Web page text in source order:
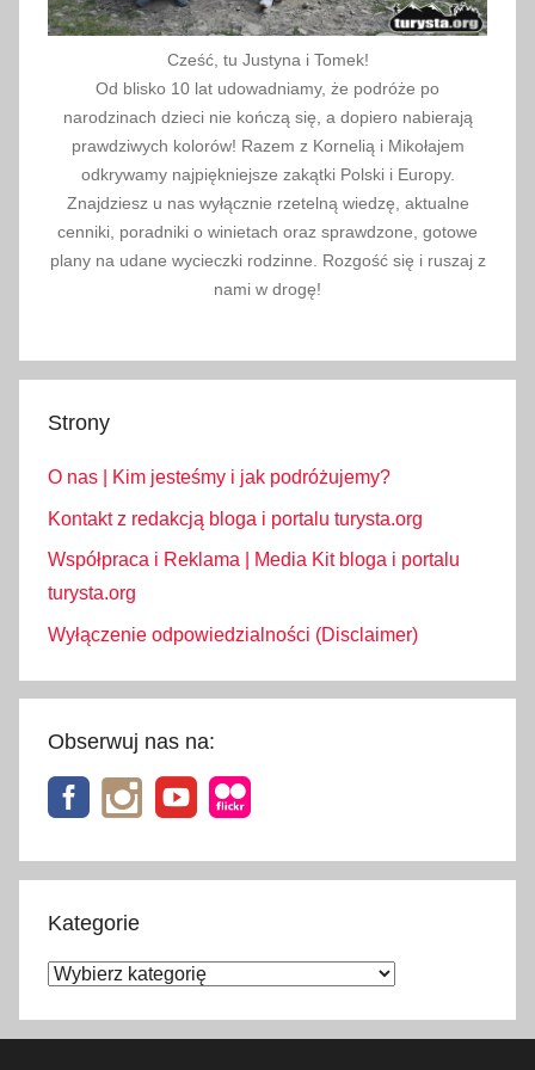
Cześć, tu Justyna i Tomek!
Od blisko 10 lat udowadniamy, że podróże po
narodzinach dzieci nie kończą się, a dopiero nabierają
prawdziwych kolorów! Razem z Kornelią i Mikołajem
odkrywamy najpiękniejsze zakątki Polski i Europy.
Znajdziesz u nas wyłącznie rzetelną wiedzę, aktualne
cenniki, poradniki o winietach oraz sprawdzone, gotowe
plany na udane wycieczki rodzinne. Rozgość się i ruszaj z
nami w drogę!
Strony
O nas | Kim jesteśmy i jak podróżujemy?
Kontakt z redakcją bloga i portalu turysta.org
Współpraca i Reklama | Media Kit bloga i portalu
turysta.org
Wyłączenie odpowiedzialności (Disclaimer)
Obserwuj nas na:
Kategorie
Kategorie